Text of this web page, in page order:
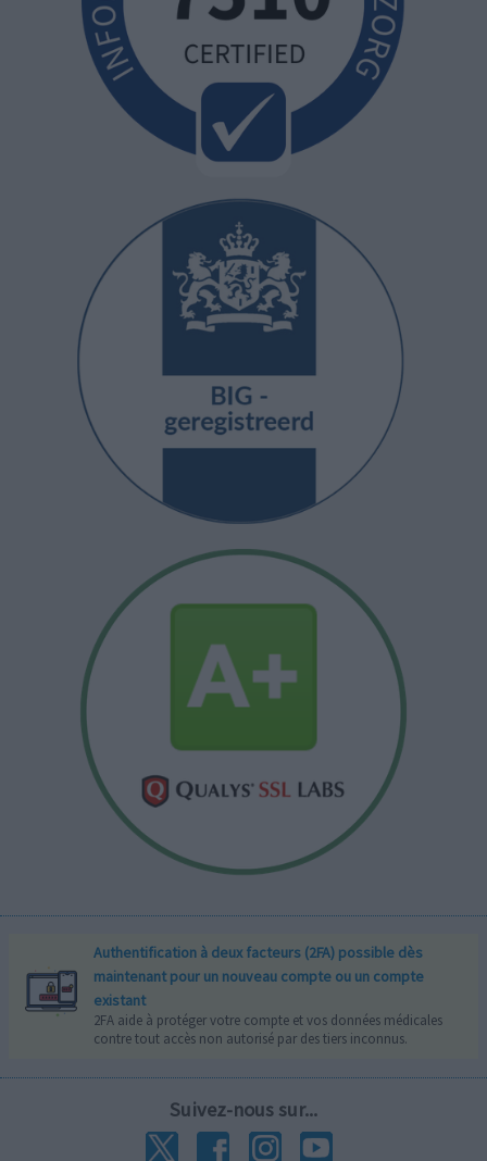
Authentification à deux facteurs (2FA) possible dès
maintenant pour un nouveau compte ou un compte
existant
2FA aide à protéger votre compte et vos données médicales
contre tout accès non autorisé par des tiers inconnus.
Suivez-nous sur...